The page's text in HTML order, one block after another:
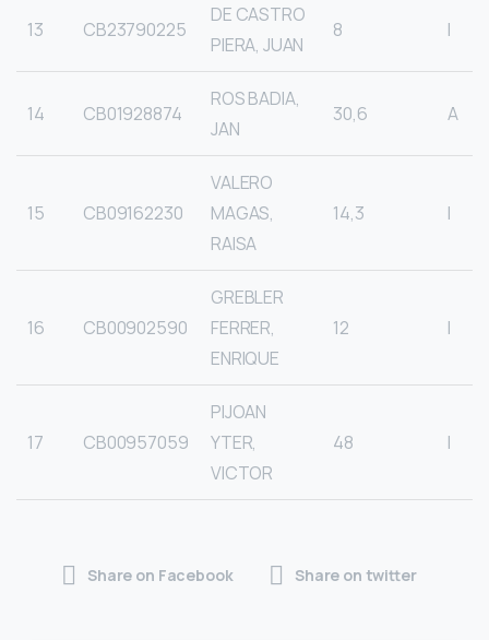
13 CB23790225
DE CASTRO
PIERA, JUAN
8 I
14 CB01928874
ROS BADIA,
JAN
30,6 A
15 CB09162230
VALERO
MAGAS,
RAISA
14,3 I
16 CB00902590
GREBLER
FERRER,
ENRIQUE
12 I
17 CB00957059
PIJOAN
YTER,
VICTOR
48 I
Share on Facebook Share on twitter